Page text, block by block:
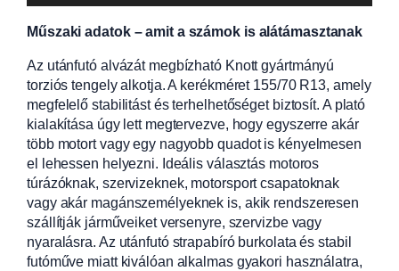
Műszaki adatok – amit a számok is alátámasztanak
Az utánfutó alvázát megbízható Knott gyártmányú
torziós tengely alkotja. A kerékméret 155/70 R13, amely
megfelelő stabilitást és terhelhetőséget biztosít. A plató
kialakítása úgy lett megtervezve, hogy egyszerre akár
több motort vagy egy nagyobb quadot is kényelmesen
el lehessen helyezni. Ideális választás motoros
túrázóknak, szervizeknek, motorsport csapatoknak
vagy akár magánszemélyeknek is, akik rendszeresen
szállítják járműveiket versenyre, szervizbe vagy
nyaralásra. Az utánfutó strapabíró burkolata és stabil
futóműve miatt kiválóan alkalmas gyakori használatra,